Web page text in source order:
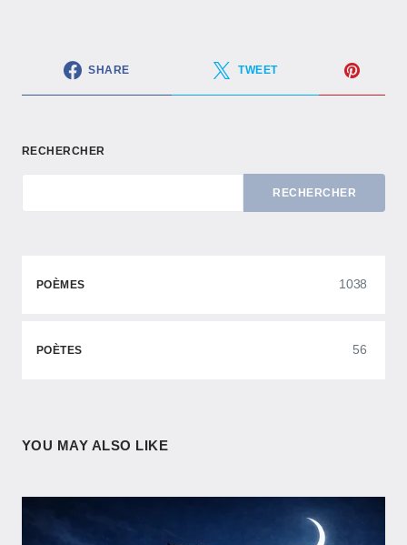
SHARE TWEET
RECHERCHER
RECHERCHER
POÈMES 1038
POÈTES 56
YOU MAY ALSO LIKE